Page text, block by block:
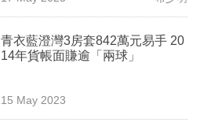
青衣藍澄灣3房套842萬元易手 20
14年貨帳面賺逾「兩球」
15 May 2023